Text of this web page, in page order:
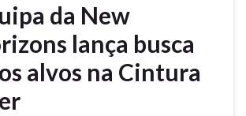
da New
lança busca
alvos na Cintura